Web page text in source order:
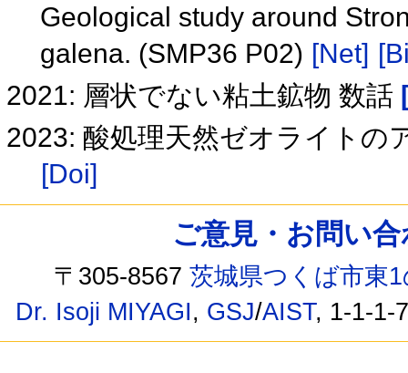
Geological study around
galena. (SMP36 P02) [Net]
2021: 層状でない粘土鉱物 数話
2023: 酸処理天然ゼオライトの
[Doi]
ご意見・お問い
〒305-8567茨城県つくば市東
Dr. Isoji MIYAGI, GSJ/AIST, 1-1-1-